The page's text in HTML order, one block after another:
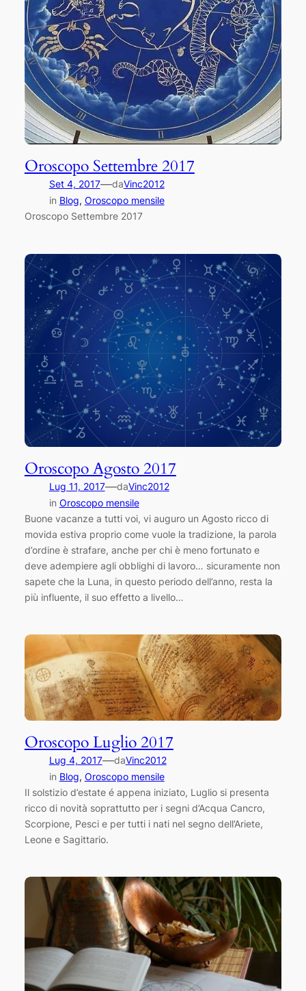
Oroscopo Settembre 2017
Set 4, 2017—daVinc2012
in Blog, Oroscopo mensile
Oroscopo Settembre 2017
Oroscopo Agosto 2017
Lug 11, 2017—daVinc2012
in Oroscopo mensile
Buone vacanze a tutti voi, vi auguro un Agosto ricco di
movida estiva proprio come vuole la tradizione, la parola
d’ordine è strafare, anche per chi è meno fortunato e
deve adempiere agli obblighi di lavoro… sicuramente non
sapete che la Luna, in questo periodo dell’anno, resta la
più influente, il suo effetto a livello…
Oroscopo Luglio 2017
Lug 4, 2017—daVinc2012
in Blog, Oroscopo mensile
Il solstizio d’estate é appena iniziato, Luglio si presenta
ricco di novità soprattutto per i segni d’Acqua Cancro,
Scorpione, Pesci e per tutti i nati nel segno dell’Ariete,
Leone e Sagittario.